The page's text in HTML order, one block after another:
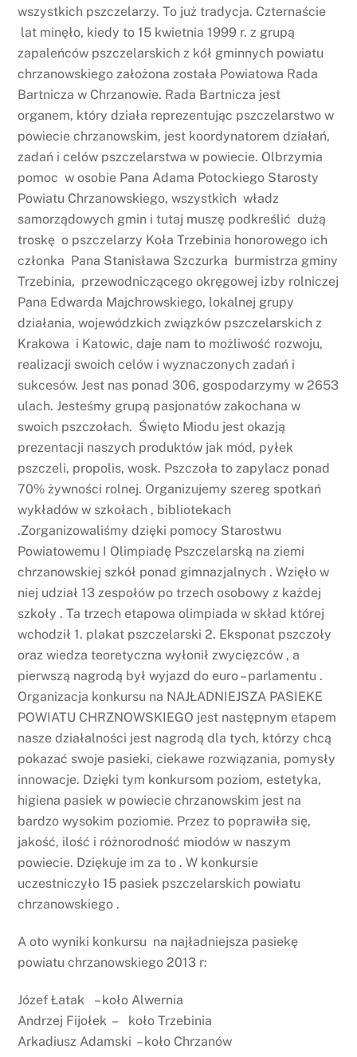
wszystkich pszczelarzy. To już tradycja. Czternaście
lat minęło, kiedy to 15 kwietnia 1999 r. z grupą
zapaleńców pszczelarskich z kół gminnych powiatu
chrzanowskiego założona została Powiatowa Rada
Bartnicza w Chrzanowie. Rada Bartnicza jest
organem, który działa reprezentując pszczelarstwo w
powiecie chrzanowskim, jest koordynatorem działań,
zadań i celów pszczelarstwa w powiecie. Olbrzymia
pomoc w osobie Pana Adama Potockiego Starosty
Powiatu Chrzanowskiego, wszystkich władz
samorządowych gmin i tutaj muszę podkreślić dużą
troskę o pszczelarzy Koła Trzebinia honorowego ich
członka Pana Stanisława Szczurka burmistrza gminy
Trzebinia, przewodniczącego okręgowej izby rolniczej
Pana Edwarda Majchrowskiego, lokalnej grupy
działania, wojewódzkich związków pszczelarskich z
Krakowa i Katowic, daje nam to możliwość rozwoju,
realizacji swoich celów i wyznaczonych zadań i
sukcesów. Jest nas ponad 306, gospodarzymy w 2653
ulach. Jesteśmy grupą pasjonatów zakochana w
swoich pszczołach. Święto Miodu jest okazją
prezentacji naszych produktów jak mód, pyłek
pszczeli, propolis, wosk. Pszczoła to zapylacz ponad
70% żywności rolnej. Organizujemy szereg spotkań
wykładów w szkołach , bibliotekach
.Zorganizowaliśmy dzięki pomocy Starostwu
Powiatowemu I Olimpiadę Pszczelarską na ziemi
chrzanowskiej szkół ponad gimnazjalnych . Wzięło w
niej udział 13 zespołów po trzech osobowy z każdej
szkoły . Ta trzech etapowa olimpiada w skład której
wchodził 1. plakat pszczelarski 2. Eksponat pszczoły
oraz wiedza teoretyczna wyłonił zwycięzców , a
pierwszą nagrodą był wyjazd do euro – parlamentu .
Organizacja konkursu na NAJŁADNIEJSZA PASIEKE
POWIATU CHRZNOWSKIEGO jest następnym etapem
nasze działalności jest nagrodą dla tych, którzy chcą
pokazać swoje pasieki, ciekawe rozwiązania, pomysły
innowacje. Dzięki tym konkursom poziom, estetyka,
higiena pasiek w powiecie chrzanowskim jest na
bardzo wysokim poziomie. Przez to poprawiła się,
jakość, ilość i różnorodność miodów w naszym
powiecie. Dziękuje im za to . W konkursie
uczestniczyło 15 pasiek pszczelarskich powiatu
chrzanowskiego .
A oto wyniki konkursu na najładniejsza pasiekę
powiatu chrzanowskiego 2013 r:
Józef Łatak – koło Alwernia
Andrzej Fijołek – koło Trzebinia
Arkadiusz Adamski – koło Chrzanów